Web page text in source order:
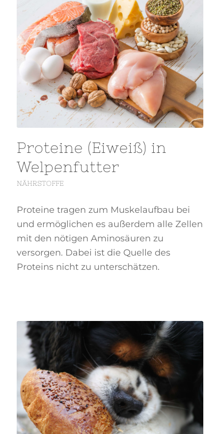
Proteine (Eiweiß) in
Welpenfutter
NÄHRSTOFFE
Proteine tragen zum Muskelaufbau bei
und ermöglichen es außerdem alle Zellen
mit den nötigen Aminosäuren zu
versorgen. Dabei ist die Quelle des
Proteins nicht zu unterschätzen.